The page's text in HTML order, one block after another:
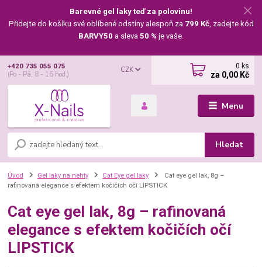
Barevné gel laky teď za polovinu!
Přidejte do košíku své oblíbené odstíny alespoň za 799 Kč, zadejte kód
BARVY50 a sleva 50 % je vaše.
Menu
CZK
Hledat
+420 735 055 075
(Po - Pá, 8 - 16 hod.)
0 ks
za 0,00 Kč
Úvod Gel laky na nehty Cat Eye gel laky
Cat eye gel lak, 8g –
rafinovaná elegance s efektem kočičích očí LIPSTICK
Cat eye gel lak, 8g – rafinovaná
elegance s efektem kočičích očí
LIPSTICK